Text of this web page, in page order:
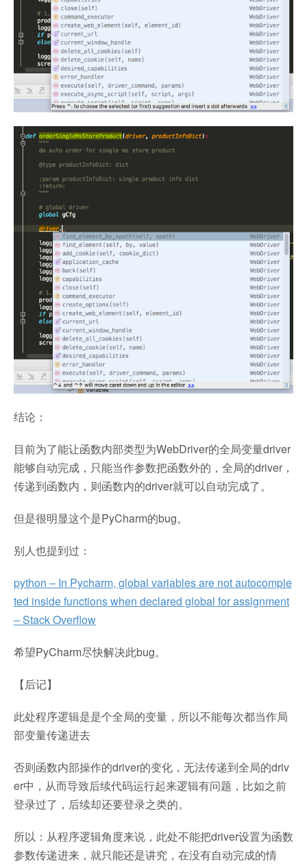
结论：
目前为了能让函数内部类型为WebDriver的全局变量driver
能够自动完成，只能当作参数把函数外的，全局的driver，
传递到函数内，则函数内的driver就可以自动完成了。
但是很明显这个是PyCharm的bug。
别人也提到过：
python – In Pycharm, global variables are not autocomple
ted inside functions when declared global for assignment
– Stack Overflow
希望PyCharm尽快解决此bug。
【后记】
此处程序逻辑是是个全局的变量，所以不能每次都当作局
部变量传递进去
否则函数内部操作的driver的变化，无法传递到全局的driv
er中，从而导致后续代码运行起来逻辑有问题，比如之前
登录过了，后续却还要登录之类的。
所以：从程序逻辑角度来说，此处不能把driver设置为函数
参数传递进来，就只能还是讲究，在没有自动完成的情